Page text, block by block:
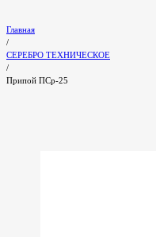
Главная
/
СЕРЕБРО ТЕХНИЧЕСКОЕ
/
Припой ПСр-25